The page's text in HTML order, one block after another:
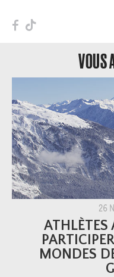
F T
VOUS
26
ATHLÈTES
MONDES